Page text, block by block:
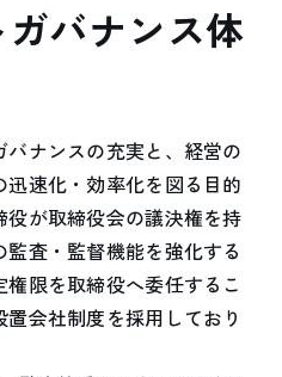
バナンス体
ナンスの充実と、経営の
速化・効率化を図る目的
が取締役会の議決権を持
査・監督機能を強化する
限を取締役へ委任するこ
会社制度を採用しており